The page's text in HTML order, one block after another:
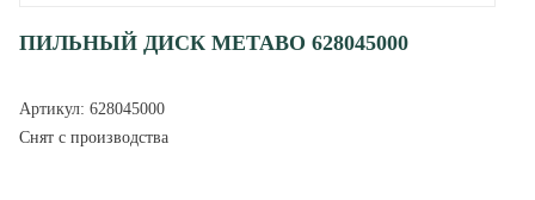
ПИЛЬНЫЙ ДИСК METABO 628045000
Артикул: 628045000
Снят с производства